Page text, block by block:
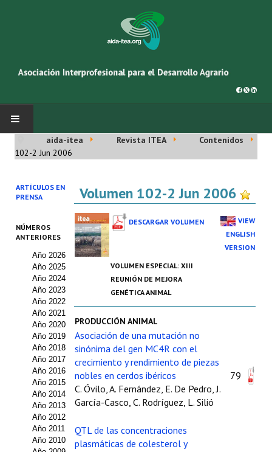
INICIO
Asociación AIDA
Cincuentenario AIDA
Organigrama
Estatutos
Hacerse socio
Noticias
Galería de Fotos
Web AIDA 2.0
REVISTA ITEA
Presentación ITEA
aida-itea Revista ITEA
Contenidos
102-2 Jun 2006
ARTÍCULOS EN
PRENSA
NÚMEROS
ANTERIORES
Año 2026
Año 2025
Año 2024
Año 2023
Año 2022
Año 2021
Año 2020
Año 2019
Año 2018
Año 2017
Año 2016
Año 2015
Año 2014
Año 2013
Año 2012
Año 2011
Año 2010
Volumen 102-2 Jun 2006
DESCARGAR VOLUMEN
VOLUMEN ESPECIAL: XIII
REUNIÓN DE MEJORA
GENÉTICA ANIMAL
VIEW
ENGLISH
VERSION
PRODUCCIÓN ANIMAL
Asociación de una mutación no
sinónima del gen MC4R con el
crecimiento y rendimiento de piezas
nobles en cerdos ibéricos
C. Óvilo, A. Fernández, E. De Pedro, J.
García-Casco, C. Rodríguez, L. Silió
79
QTL de las concentraciones
plasmáticas de colesterol y